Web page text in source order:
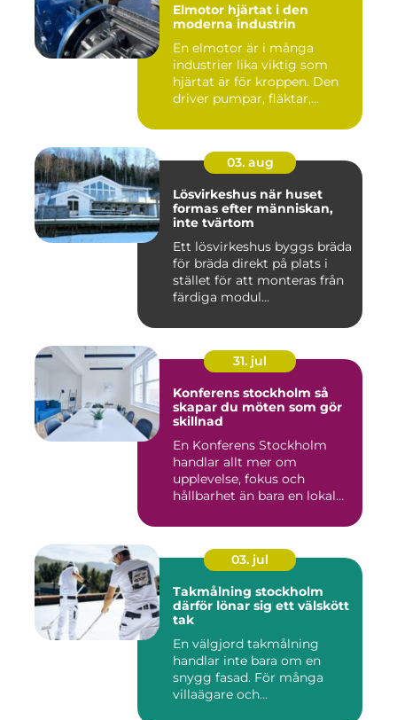
Elmotor hjärtat i den
moderna industrin
En elmotor är i många
industrier lika viktig som
hjärtat är för kroppen. Den
driver pumpar, fläktar,...
03. aug
Lösvirkeshus när huset
formas efter människan,
inte tvärtom
Ett lösvirkeshus byggs bräda
för bräda direkt på plats i
stället för att monteras från
färdiga modul...
31. jul
Konferens stockholm så
skapar du möten som gör
skillnad
En Konferens Stockholm
handlar allt mer om
upplevelse, fokus och
hållbarhet än bara en lokal
03. jul
Takmålning stockholm
därför lönar sig ett välskött
tak
En välgjord takmålning
handlar inte bara om en
snygg fasad. För många
villaägare och